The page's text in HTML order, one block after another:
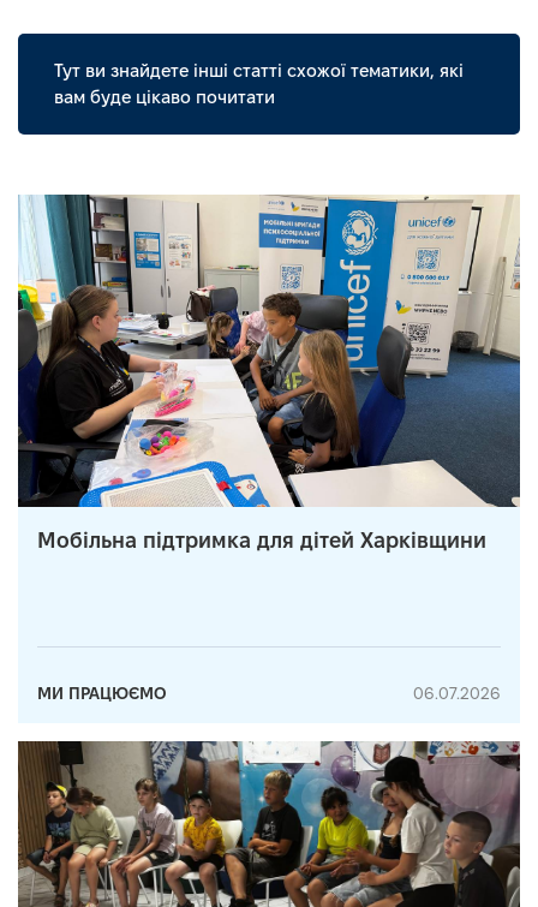
Тут ви знайдете інші статті схожої тематики, які
вам буде цікаво почитати
Мобільна підтримка для дітей Харківщини
МИ ПРАЦЮЄМО 06.07.2026